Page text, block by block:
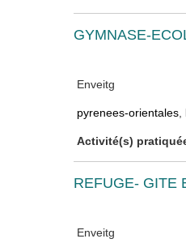
GYMNASE-
Enveitg
pyrenees-orientales,
Activité(s)
REFUGE- GITE
Enveitg